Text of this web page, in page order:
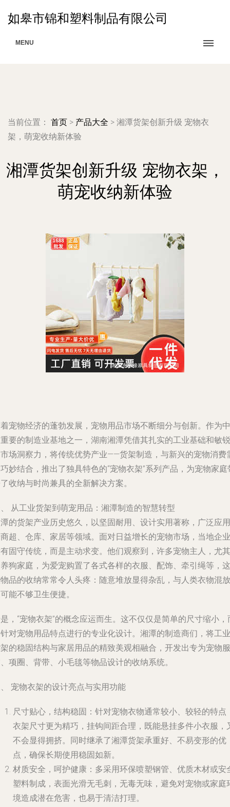
如皋市锦和塑料制品有限公司
MENU
当前位置： 首页 > 产品大全 > 湘潭货架创新升级 宠物衣
架，萌宠收纳新体验
湘潭货架创新升级 宠物衣架，
萌宠收纳新体验
宠物经济的蓬勃发展，宠物用品市场不断细分与创新。作为中
要的制造业基地之一，湖南湘潭凭借其扎实的工业基础和敏锐
场洞察力，将传统优势产业——货架制造，与新兴的宠物消费
妙结合，推出了独具特色的“宠物衣架”系列产品，为宠物家庭
收纳与时尚兼具的全新解决方案。
从工业货架到萌宠用品：湘潭制造的智慧转型
的货架产业历史悠久，以坚固耐用、设计实用著称，广泛应用
超、仓库、家居等领域。面对日益增长的宠物市场，当地企业
固守传统，而是主动求变。他们观察到，许多宠物主人，尤其
狗家庭，为爱宠购置了各式各样的衣服、配饰、牵引绳等，这
品的收纳常常令人头疼：随意堆放显得杂乱，与人类衣物混放
能不够卫生便捷。
，“宠物衣架”的概念应运而生。这不仅仅是简单的尺寸缩小，
对宠物用品特点进行的专业化设计。湘潭的制造商们，将工业
的稳固结构与家居用品的精致美观相融合，开发出专为宠物服
项圈、背带、小毛毯等物品设计的收纳系统。
宠物衣架的设计亮点与实用功能
尺寸贴心，结构稳固 ：针对宠物衣物通常较小、较轻的特点
衣架尺寸更为精巧，挂钩间距合理，既能悬挂多件小衣服，
不会显得拥挤。同时继承了湘潭货架承重好、不易变形的优
点，确保长期使用稳固如新。
材质安全，呵护健康 ：多采用环保喷塑钢管、优质木材或安
塑料制成，表面光滑无毛刺，无毒无味，避免对宠物或家庭
境造成潜在危害，也易于清洁打理。